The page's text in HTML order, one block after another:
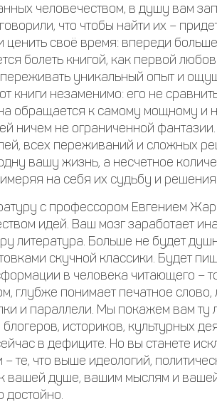
человечеством, в душу вам
что чтобы найти их –
ценить своё время: впереди
болеть книгой, как первой
уникальный опыт и
книги незаменимо: его не
обращается к самому мощному и
ничем не ограниченной
всех переживаний и сложных
вашу жизнь, а несчетное
на себя их судьбу и решения.
с профессором Евгением
идей. Ваш мозг заработает
литература. Больше не будет
скучной классики. Будет
в человека читающего – то
глубже понимает печатное
и параллели. Мы покажем вам ту
историков, культурных
в дефиците. Но вы станете
– те, что выше идеологий,
вашей душе, вашим мыслям и